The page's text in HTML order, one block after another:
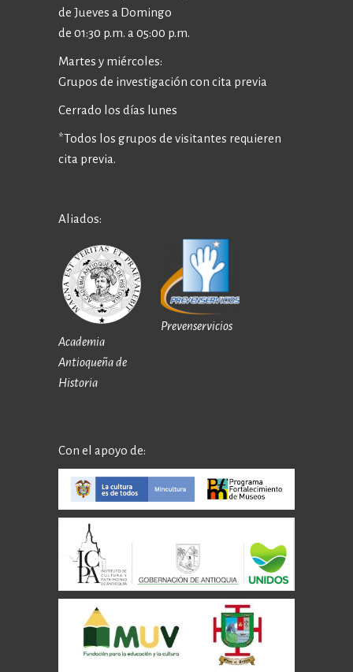
de Jueves a Domingo
de 01:30 p.m. a 05:00 p.m.
Martes y miércoles:
Grupos de investigación con cita previa
Cerrado los días lunes
*Todos los grupos de visitantes requieren
cita previa.
Aliados:
Academia
Antioqueña de
Historia
Prevenservicios
Con el apoyo de: